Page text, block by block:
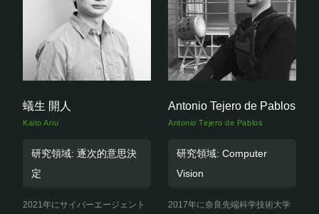
蟻生 開人
Kaito Ariu
研究領域: 逐次的意思決
定
2021年にサイバーエージェント
Antonio Tejero de Pablos
Antonio Tejero de Pablos
研究領域: Computer
Vision
2017年に奈良先端科学技術大学